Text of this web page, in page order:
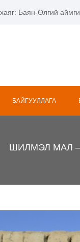
Баян-Өлгий
БАЙГУУЛЛАГА
ШИЛМЭЛ МАЛ –